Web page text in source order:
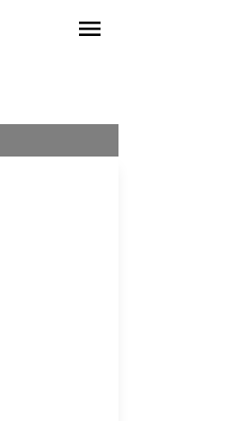
menu